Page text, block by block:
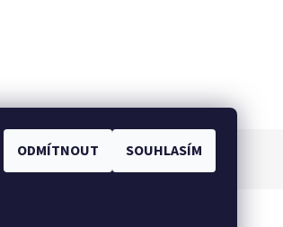
ODMÍTNOUT SOUHLASÍM